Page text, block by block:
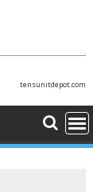
tensunitdepot.com